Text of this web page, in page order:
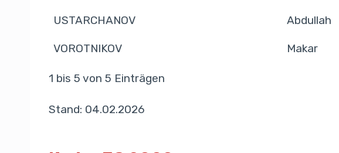
USTARCHANOV Abdullah
VOROTNIKOV Makar
1 bis 5 von 5 Einträgen
Stand: 04.02.2026